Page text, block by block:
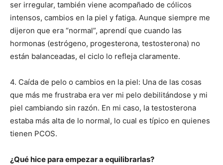
ser irregular, también viene acompañado de cólicos
intensos, cambios en la piel y fatiga. Aunque siempre me
dijeron que era “normal”, aprendí que cuando las
hormonas (estrógeno, progesterona, testosterona) no
están balanceadas, el ciclo lo refleja claramente.
4. Caída de pelo o cambios en la piel: Una de las cosas
que más me frustraba era ver mi pelo debilitándose y mi
piel cambiando sin razón. En mi caso, la testosterona
estaba más alta de lo normal, lo cual es típico en quienes
tienen PCOS.
¿Qué hice para empezar a equilibrarlas?